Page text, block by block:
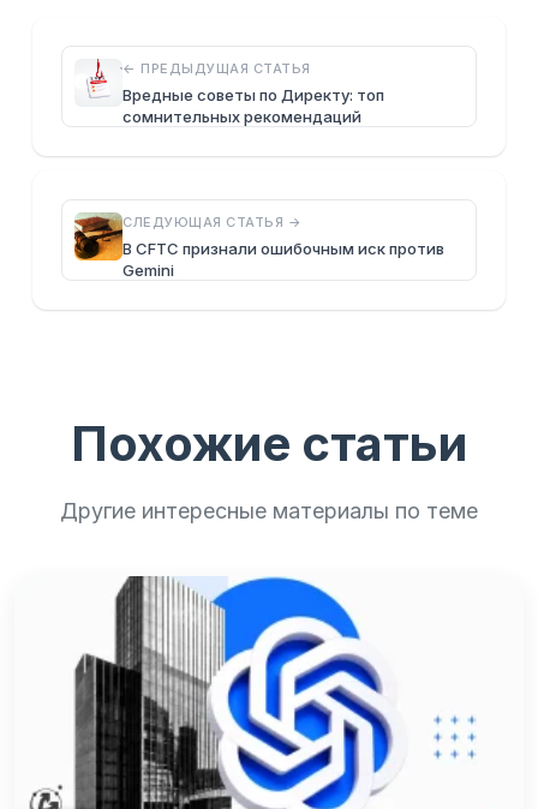
← ПРЕДЫДУЩАЯ СТАТЬЯ
Вредные советы по Директу: топ
сомнительных рекомендаций
СЛЕДУЮЩАЯ СТАТЬЯ →
В CFTC признали ошибочным иск против
Gemini
Похожие статьи
Другие интересные материалы по теме